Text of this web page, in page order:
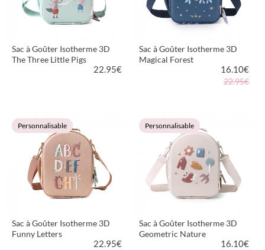
Sac à Goûter Isotherme 3D
The Three Little Pigs
22.95€
VOIR LE PRODUIT
Sac à Goûter Isotherme 3D
Magical Forest
16.10€
22.95€
VOIR LE PRODUIT
Personnalisable
Sac à Goûter Isotherme 3D
Funny Letters
22.95€
Personnalisable
Sac à Goûter Isotherme 3D
Geometric Nature
16.10€